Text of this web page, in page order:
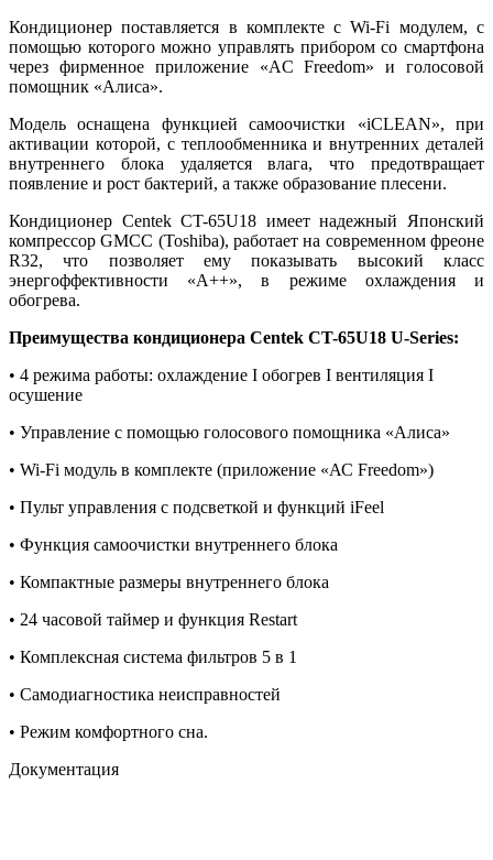
Кондиционер поставляется в комплекте с Wi-Fi модулем, с
помощью которого можно управлять прибором со смартфона
через фирменное приложение «AC Freedom» и голосовой
помощник «Алиса».
Модель оснащена функцией самоочистки «iCLEAN», при
активации которой, с теплообменника и внутренних деталей
внутреннего блока удаляется влага, что предотвращает
появление и рост бактерий, а также образование плесени.
Кондиционер Centek CT-65U18 имеет надежный Японский
компрессор GMCC (Тоshiba), работает на современном фреоне
R32, что позволяет ему показывать высокий класс
энергоффективности «А++», в режиме охлаждения и
обогрева.
Преимущества кондиционера Centek CT-65U18 U-Series:
• 4 режима работы: охлаждение I обогрев I вентиляция I
осушение
• Управление с помощью голосового помощника «Алиса»
• Wi-Fi модуль в комплекте (приложение «АС Freedom»)
• Пульт управления с подсветкой и функций iFeel
• Функция самоочистки внутреннего блока
• Компактные размеры внутреннего блока
• 24 часовой таймер и функция Restart
• Комплексная система фильтров 5 в 1
• Самодиагностика неисправностей
• Режим комфортного сна.
Документация